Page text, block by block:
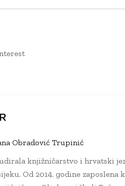
Obradović Trupinić
knjižničarstvo i hrvatski
Od 2014. godine